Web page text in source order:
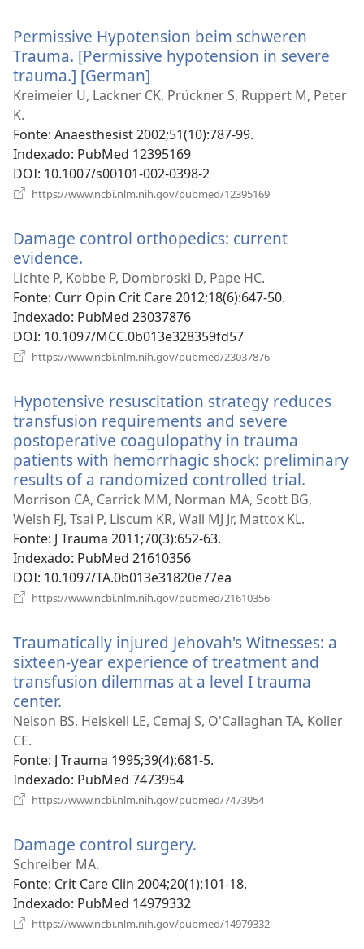
janela)
Permissive Hypotension beim schweren
Trauma. [Permissive hypotension in severe
trauma.] [German]
uma
janela)
Kreimeier U, Lackner CK, Prückner S, Ruppert M, Peter
K.
Fonte‎: Anaesthesist 2002;51(10):787-99.
Indexado‎: PubMed 12395169
DOI‎: 10.1007/s00101-002-0398-2
https://www.ncbi.nlm.nih.gov/pubmed/12395169
janela)
Damage control orthopedics: current
evidence.
uma
nova
janela)
Lichte P, Kobbe P, Dombroski D, Pape HC.
Fonte‎: Curr Opin Crit Care 2012;18(6):647-50.
Indexado‎: PubMed 23037876
DOI‎: 10.1097/MCC.0b013e328359fd57
https://www.ncbi.nlm.nih.gov/pubmed/23037876
janela)
Hypotensive resuscitation strategy reduces
transfusion requirements and severe
postoperative coagulopathy in trauma
patients with hemorrhagic shock: preliminary
results of a randomized controlled trial.
uma
Morrison CA, Carrick MM, Norman MA, Scott BG,
Welsh FJ, Tsai P, Liscum KR, Wall MJ Jr, Mattox KL.
Fonte‎: J Trauma 2011;70(3):652-63.
Indexado‎: PubMed 21610356
DOI‎: 10.1097/TA.0b013e31820e77ea
https://www.ncbi.nlm.nih.gov/pubmed/21610356
janela)
Traumatically injured Jehovah's Witnesses: a
sixteen-year experience of treatment and
transfusion dilemmas at a level I trauma
center.
uma
janela)
Nelson BS, Heiskell LE, Cemaj S, O'Callaghan TA, Koller
CE.
Fonte‎: J Trauma 1995;39(4):681-5.
Indexado‎: PubMed 7473954
https://www.ncbi.nlm.nih.gov/pubmed/7473954
Damage control surgery.
nova
Schreiber MA.
Fonte‎: Crit Care Clin 2004;20(1):101-18.
Indexado‎: PubMed 14979332
https://www.ncbi.nlm.nih.gov/pubmed/14979332